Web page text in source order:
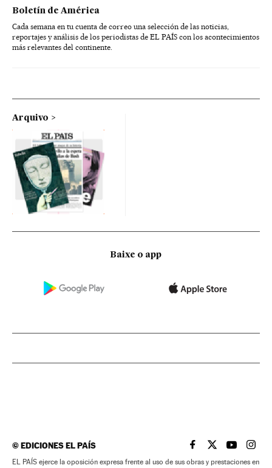
Boletín de América
Cada semana en tu cuenta de correo una selección de las noticias,
reportajes y análisis de los periodistas de EL PAÍS con los acontecimientos
más relevantes del continente.
Arquivo
Baixe o app
©EDICIONES EL PAÍS EL PAÍS BRASIL EN
EL PAÍSEL PAÍS
EL
EL PAÍS ejerce la oposición expresa frente al uso de sus obras y prestaciones en